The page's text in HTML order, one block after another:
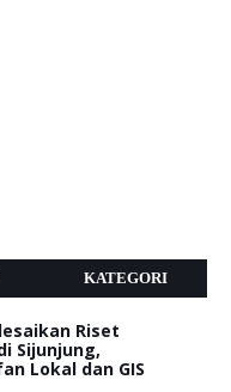
KATEGORI
Riset
Sijunjung,
Lokal dan GIS